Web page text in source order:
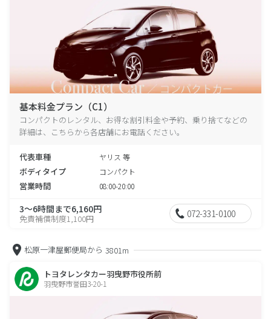
基本料金プラン（C1）
コンパクトのレンタル、お得な割引料金や予約、乗り捨てなどの
詳細は、こちらから各店舗にお電話ください。
代表車種 ヤリス 等
ボディタイプ コンパクト
営業時間 08:00-20:00
3～6時間まで6,160円
免責補償制度1,100円 072-331-0100
松原一津屋郵便局から 3801m
トヨタレンタカー羽曳野市役所前
羽曳野市誉田3-20-1